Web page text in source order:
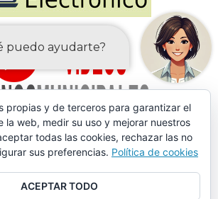
propias y de terceros para garantizar el
la web, medir su uso y mejorar nuestros
todas las cookies, rechazar las no
sus preferencias. Política de cookies
ACEPTAR TODO